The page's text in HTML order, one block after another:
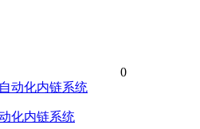
0
化内链系统